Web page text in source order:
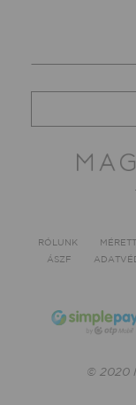
RÓLUNK
ÁSZF
© 2020